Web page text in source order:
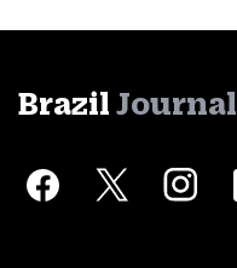
Brazil Journal